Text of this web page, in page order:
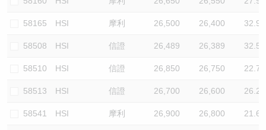
58165 HSI 摩利 26,500 26,400 32.9
58508 HSI 信證 26,489 26,389 32.5
58510 HSI 信證 26,850 26,750 22.7
58513 HSI 信證 26,700 26,600 26.2
58541 HSI 摩利 26,900 26,800 21.6